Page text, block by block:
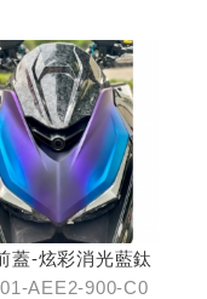
蓋-炫彩消光藍鈦
AEE2-900-C0